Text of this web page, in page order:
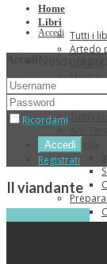
Home
Libri
Tutti i
Artedo
Musica
Sconti Estivi
Corsi
Scuola
Accedi
Ricordami
Registrati
Il viandante